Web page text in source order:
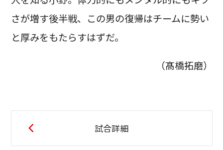
さが増す後半戦、この男の復帰はチームに勢い
と厚みをもたらすはずだ。
（髙橋拓磨）
試合詳細